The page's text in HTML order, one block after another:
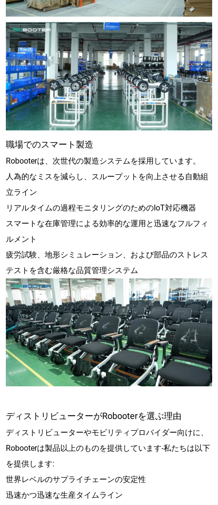
職場でのスマート製造
Robooterは、次世代の製造システムを採用しています。
人為的なミスを減らし、スループットを向上させる自動組
立ライン
リアルタイムの過程モニタリングのためのIoT対応機器
スマートな在庫管理による効率的な運用と迅速なフルフィ
ルメント
疲労試験、地形シミュレーション、および部品のストレス
テストを含む厳格な品質管理システム
ディストリビューターがRobooterを選ぶ理由
ディストリビューターやモビリティプロバイダー向けに、
Robooterは製品以上のものを提供しています-私たちは以下
を提供します:
世界レベルのサプライチェーンの安定性
迅速かつ迅速な生産タイムライン